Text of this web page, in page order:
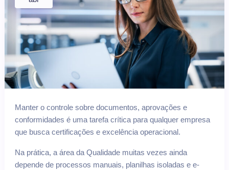
Manter o controle sobre documentos, aprovações e
conformidades é uma tarefa crítica para qualquer empresa
que busca certificações e excelência operacional.
Na prática, a área da Qualidade muitas vezes ainda
depende de processos manuais, planilhas isoladas e e-